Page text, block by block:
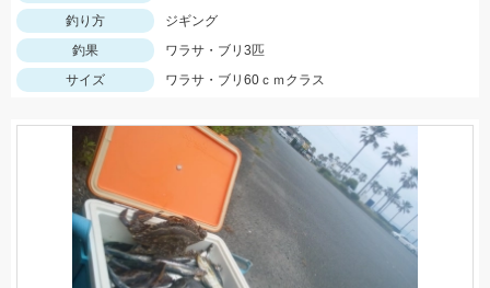
釣り方
ジギング
釣果
ワラサ・ブリ3匹
サイズ
ワラサ・ブリ60ｃｍクラス